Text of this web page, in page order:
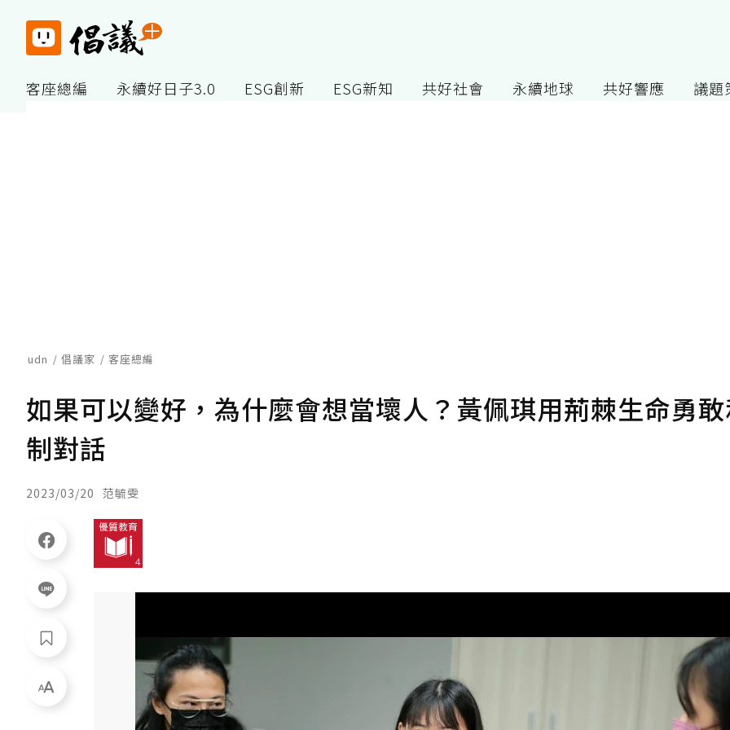
客座總編 永續好日子3.0 ESG創新 ESG新知 共好社會 永續地球 共好響應 議題
udn 倡議家 客座總編
如果可以變好，為什麼會想當壞人？黃佩琪用荊棘生命勇
制對話
2023/03/20 范毓雯